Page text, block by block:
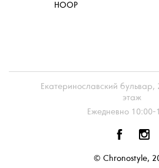
HOOP
Екатеринославский
этаж
Ежедневно 10:00-
© Chronostyle,